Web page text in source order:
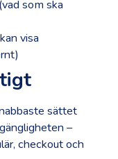
(vad som ska
visa
sättet
–
checkout och